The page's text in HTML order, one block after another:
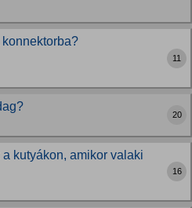
11
20
kutyákon, amikor valaki
16